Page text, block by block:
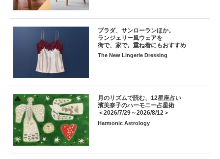
プラダ、サンローランほか。
ランジェリー風ウェアを
街で、家で。重ね着にもおすすめ
The New Lingerie Dressing
月のリズムで読む、12星座占い
濱美奈子のハーモニー占星術
＜2026/7/29～2026/8/12＞
Harmonic Astrology